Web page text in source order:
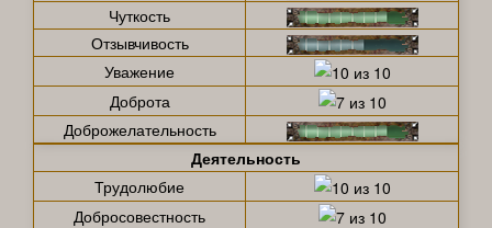
Чуткость
Отзывчивость
Уважение
Доброта
Доброжелательность
Деятельность
Трудолюбие
Добросовестность